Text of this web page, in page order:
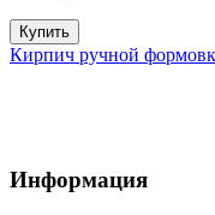
Купить
Кирпич ручной
Информация